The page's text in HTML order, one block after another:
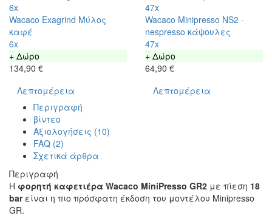
6x
Wacaco Exagrind Μύλος
καφέ
6x
+ Δώρο
134,90 €
Λεπτομέρεια
47x
Wacaco Minipresso NS2 -
nespresso κάψουλες
47x
+ Δώρο
64,90 €
Λεπτομέρεια
Περιγραφή
βίντεο
Αξιολογήσεις (10)
FAQ (2)
Σχετικά άρθρα
Περιγραφή
Η φορητή καφετιέρα Wacaco MiniPresso GR2 με πίεση 18
barείναι η πιο πρόσφατη έκδοση του μοντέλου Minipresso
GR.